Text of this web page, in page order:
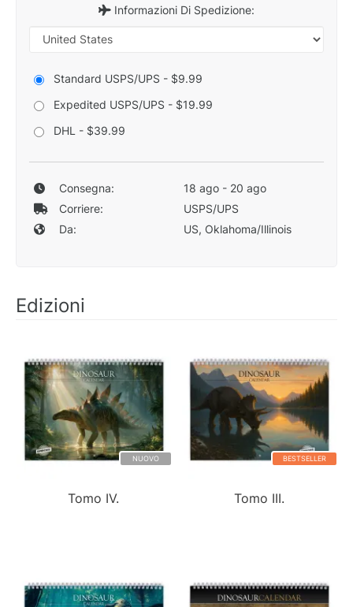
Informazioni Di Spedizione:
Standard USPS/UPS - $9.99
Expedited USPS/UPS - $19.99
DHL - $39.99
Consegna:
18 ago - 20 ago
Corriere:
USPS/UPS
Da:
US, Oklahoma/Illinois
Edizioni
NUOVO
Tomo IV.
BESTSELLER
Tomo III.